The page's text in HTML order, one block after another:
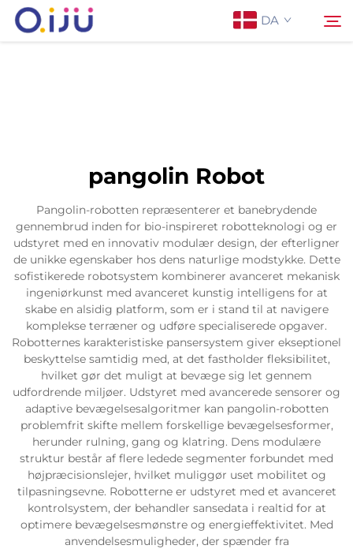
DA
Anvendelse
Sag
Nyheder
Servicesupport
Kontakt os
pangolin Robot
Pangolin-robotten repræsenterer et banebrydende
gennembrud inden for bio-inspireret robotteknologi og er
udstyret med en innovativ modulær design, der efterligner
de unikke egenskaber hos dens naturlige modstykke. Dette
sofistikerede robotsystem kombinerer avanceret mekanisk
ingeniørkunst med avanceret kunstig intelligens for at
skabe en alsidig platform, som er i stand til at navigere
komplekse terræner og udføre specialiserede opgaver.
Robotternes karakteristiske pansersystem giver ekseptionel
beskyttelse samtidig med, at det fastholder fleksibilitet,
hvilket gør det muligt at bevæge sig let gennem
udfordrende miljøer. Udstyret med avancerede sensorer og
adaptive bevægelsesalgoritmer kan pangolin-robotten
problemfrit skifte mellem forskellige bevægelsesformer,
herunder rulning, gang og klatring. Dens modulære
struktur består af flere ledede segmenter forbundet med
højpræcisionslejer, hvilket muliggør uset mobilitet og
tilpasningsevne. Robotterne er udstyret med et avanceret
kontrolsystem, der behandler sansedata i realtid for at
optimere bevægelsesmønstre og energieffektivitet. Med
anvendelsesmuligheder, der spænder fra